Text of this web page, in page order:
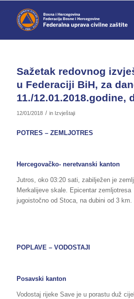
Sažetak redovnog
u Federaciji BiH, za
11./12.01.2018.godine,
12/01/2018 / in Izvještaji
POTRES – ZEMLJOTRES
Hercegovačko- neretvanski kanton
Jutros, oko 03:20 sati, zabilježen je
Merkalijeve skale. Epicentar
jugoistočno od Stoca, na dubini od 3 km.
POPLAVE – VODOSTAJI
Posavski kanton
Vodostaj rijeke Save je u porastu duž